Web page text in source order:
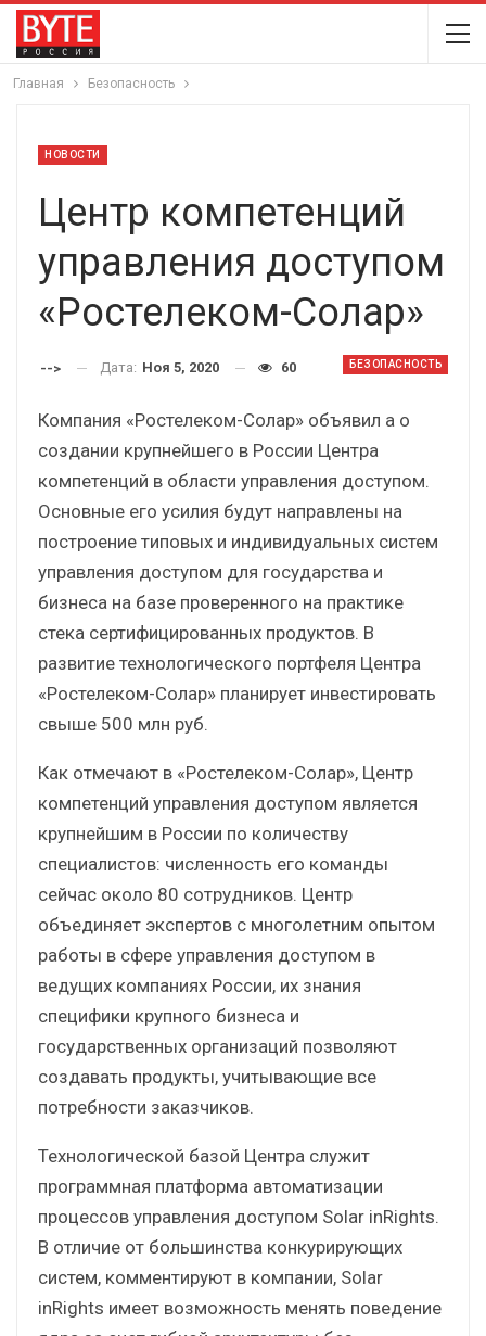
Главная Безопасность
НОВОСТИ
Центр компетенций
управления доступом
«Ростелеком-Солар»
БЕЗОПАСНОСТЬ
--> Дата: Ноя 5, 2020 60
Компания «Ростелеком-Солар» объявил а о
создании крупнейшего в России Центра
компетенций в области управления доступом.
Основные его усилия будут направлены на
построение типовых и индивидуальных систем
управления доступом для государства и
бизнеса на базе проверенного на практике
стека сертифицированных продуктов. В
развитие технологического портфеля Центра
«Ростелеком-Солар» планирует инвестировать
свыше 500 млн руб.
Как отмечают в «Ростелеком-Солар», Центр
компетенций управления доступом является
крупнейшим в России по количеству
специалистов: численность его команды
сейчас около 80 сотрудников. Центр
объединяет экспертов с многолетним опытом
работы в сфере управления доступом в
ведущих компаниях России, их знания
специфики крупного бизнеса и
государственных организаций позволяют
создавать продукты, учитывающие все
потребности заказчиков.
Технологической базой Центра служит
программная платформа автоматизации
процессов управления доступом Solar inRights.
В отличие от большинства конкурирующих
систем, комментируют в компании, Solar
inRights имеет возможность менять поведение